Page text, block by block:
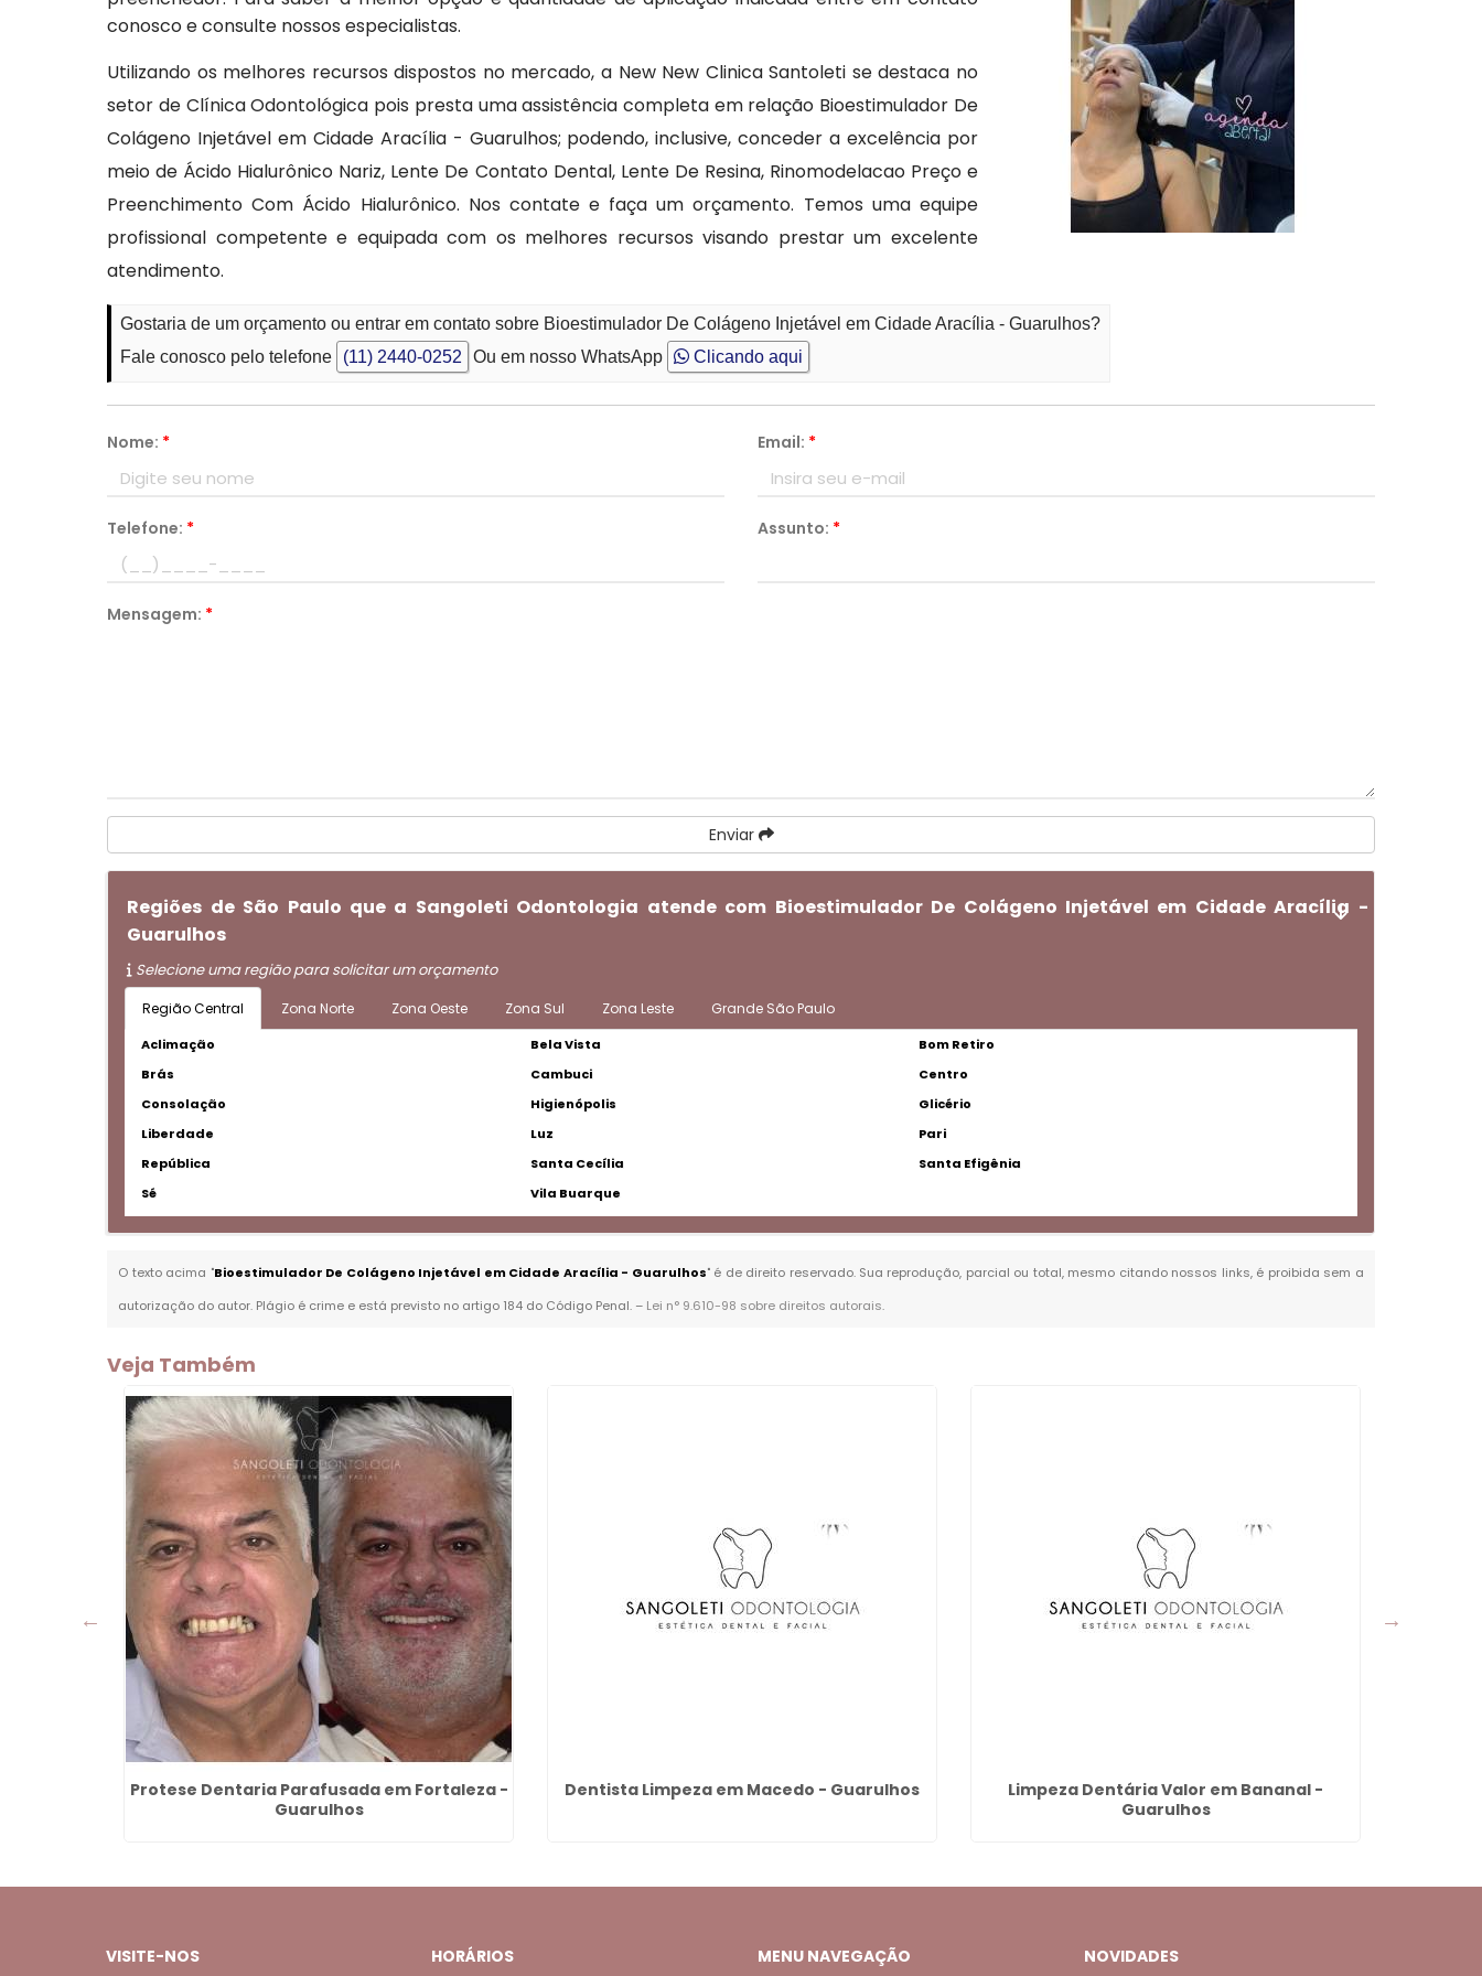
conosco e consulte nossos especialistas.
Utilizando os melhores recursos dispostos no mercado, a New New Clinica Santoleti se destaca no
setor de Clínica Odontológica pois presta uma assistência completa em relação Bioestimulador De
Colágeno Injetável em Cidade Aracília - Guarulhos; podendo, inclusive, conceder a excelência por
meio de Ácido Hialurônico Nariz, Lente De Contato Dental, Lente De Resina, Rinomodelacao Preço e
Preenchimento Com Ácido Hialurônico. Nos contate e faça um orçamento. Temos uma equipe
profissional competente e equipada com os melhores recursos visando prestar um excelente
atendimento.
Gostaria de um orçamento ou entrar em contato sobre Bioestimulador De Colágeno Injetável em Cidade Aracília - Guarulhos?
Fale conosco pelo telefone
(11) 2440-0252 Ou em nosso WhatsApp Clicando aqui
Nome: * Email: *
Telefone: * Assunto: *
Mensagem: *
Enviar
Regiões de São Paulo que a Sangoleti Odontologia atende com Bioestimulador De Colágeno Injetável em Cidade Aracília -
Guarulhos
Selecione uma região para solicitar um orçamento
Região Central Zona Norte Zona Oeste Zona Sul Zona Leste Grande São Paulo
Aclimação Bela Vista
Bom Retiro
Brás
Cambuci
Centro
Consolação
Higienópolis
Glicério
Liberdade
Luz
Pari
República
Santa Cecília
Santa Efigênia
Sé
Vila Buarque
O texto acima "Bioestimulador De Colágeno Injetável em Cidade Aracília - Guarulhos" é de direito reservado. Sua reprodução, parcial ou total, mesmo citando nossos links, é proibida sem a
autorização do autor. Plágio é crime e está previsto no artigo 184 do Código Penal. – Lei n° 9.610-98 sobre direitos autorais.
Veja Também
Protese Dentaria Parafusada em Fortaleza -
Guarulhos
Dentista Limpeza em Macedo - Guarulhos
Limpeza Dentária Valor em Bananal -
Guarulhos
VISITE-NOS HORÁRIOS MENU NAVEGAÇÃO NOVIDADES